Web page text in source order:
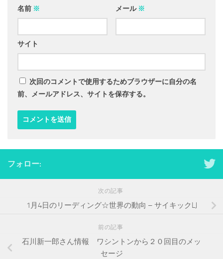
名前 ※ メール ※
サイト
次回のコメントで使用するためブラウザーに自分の名
前、メールアドレス、サイトを保存する。
フォロー:
次の記事
1月4日のリーディング☆世界の動向 – サイキックLJ
前の記事
石川新一郎さん情報 ワシントンから２０回目のメッ
セージ